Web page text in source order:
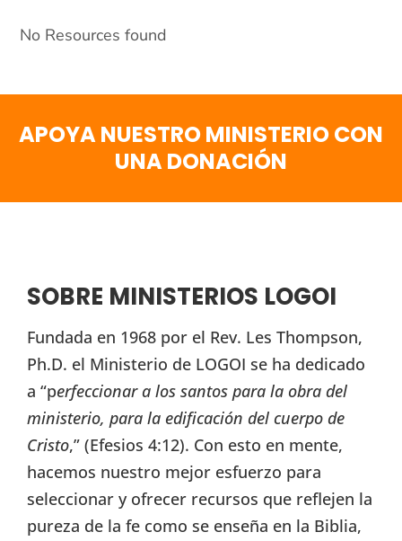
No Resources found
APOYA NUESTRO MINISTERIO CON
UNA DONACIÓN
SOBRE MINISTERIOS LOGOI
Fundada en 1968 por el Rev. Les Thompson,
Ph.D. el Ministerio de LOGOI se ha dedicado
a “perfeccionar a los santos para la obra del
ministerio, para la edificación del cuerpo de
Cristo,” (Efesios 4:12). Con esto en mente,
hacemos nuestro mejor esfuerzo para
seleccionar y ofrecer recursos que reflejen la
pureza de la fe como se enseña en la Biblia,